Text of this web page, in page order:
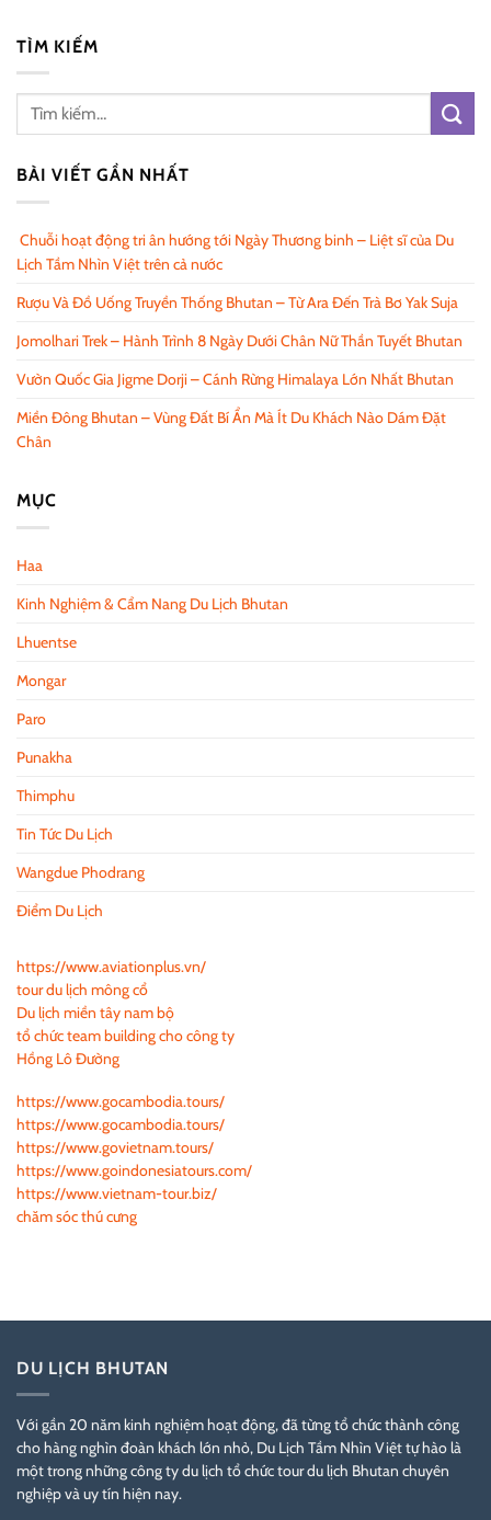
TÌM KIẾM
BÀI VIẾT GẦN NHẤT
Chuỗi hoạt động tri ân hướng tới Ngày Thương binh – Liệt sĩ của Du
Lịch Tầm Nhìn Việt trên cả nước
Rượu Và Đồ Uống Truyền Thống Bhutan – Từ Ara Đến Trà Bơ Yak Suja
Jomolhari Trek – Hành Trình 8 Ngày Dưới Chân Nữ Thần Tuyết Bhutan
Vườn Quốc Gia Jigme Dorji – Cánh Rừng Himalaya Lớn Nhất Bhutan
Miền Đông Bhutan – Vùng Đất Bí Ẩn Mà Ít Du Khách Nào Dám Đặt
Chân
MỤC
Haa
Kinh Nghiệm & Cẩm Nang Du Lịch Bhutan
Lhuentse
Mongar
Paro
Punakha
Thimphu
Tin Tức Du Lịch
Wangdue Phodrang
Điểm Du Lịch
https://www.aviationplus.vn/
tour du lịch mông cổ
Du lịch miền tây nam bộ
tổ chức team building cho công ty
Hồng Lô Đường
https://www.gocambodia.tours/
https://www.gocambodia.tours/
https://www.govietnam.tours/
https://www.goindonesiatours.com/
https://www.vietnam-tour.biz/
chăm sóc thú cưng
DU LỊCH BHUTAN
Với gần 20 năm kinh nghiệm hoạt động, đã từng tổ chức thành công
cho hàng nghìn đoàn khách lớn nhỏ, Du Lịch Tầm Nhìn Việt tự hào là
một trong những công ty du lịch tổ chức tour du lịch Bhutan chuyên
nghiệp và uy tín hiện nay.